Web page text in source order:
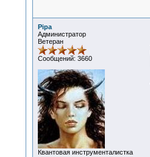
Pipa
Администратор
Ветеран
Сообщений: 3660
Квантовая инструменталистка